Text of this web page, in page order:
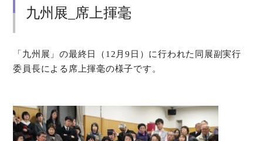
九州展_席上揮毫
「九州展」の最終日（12月9日）に行われた同展副実行
委員長による席上揮毫の様子です。